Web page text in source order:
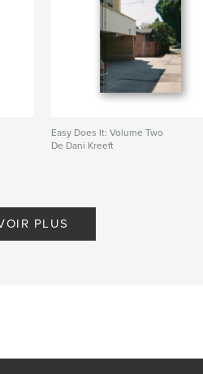
Easy Does It: Volume Two
De Dani Kreeft
PLUS